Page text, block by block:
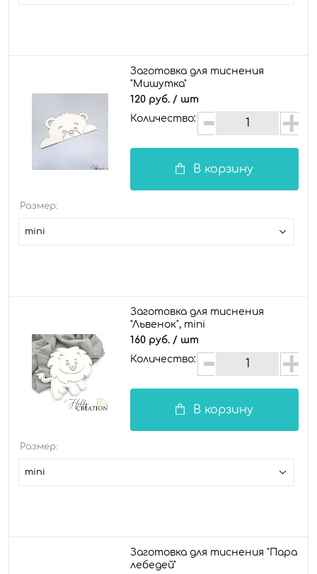
Заготовка для тиснения
"Мишутка"
120 руб. / шт
Количество:
В корзину
Размер:
mini
Заготовка для тиснения
"Львенок", mini
160 руб. / шт
Количество:
В корзину
Размер:
mini
Заготовка для тиснения "Пара
лебедей"